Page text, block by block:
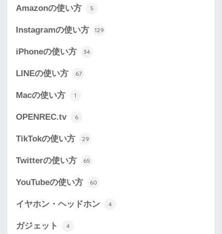
Amazonの使い方 5
Instagramの使い方 129
iPhoneの使い方 34
LINEの使い方 67
Macの使い方 1
OPENREC.tv 6
TikTokの使い方 29
Twitterの使い方 65
YouTubeの使い方 60
イヤホン・ヘッドホン 4
ガジェット 4